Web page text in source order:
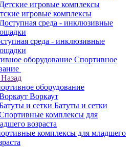
игровые комплексы
среда - инклюзивные
Спортивное
Назад
оборудование
Воркаут
Батуты и сетки
комплексы для младшего